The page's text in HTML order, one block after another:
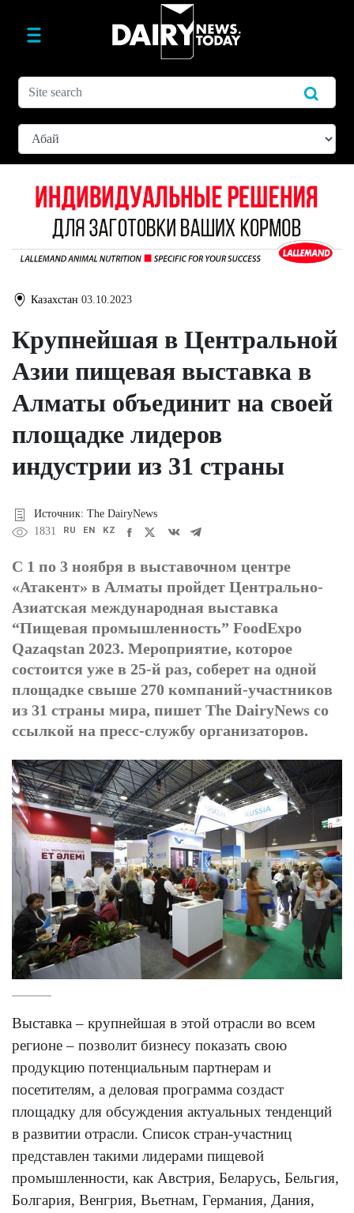
Казахстан 03.10.2023
Крупнейшая в Центральной
Азии пищевая выставка в
Алматы объединит на своей
площадке лидеров
индустрии из 31 страны
Источник: The DairyNews
1831
RU EN KZ
С 1 по 3 ноября в выставочном центре
«Атакент» в Алматы пройдет Центрально-
Азиатская международная выставка
“Пищевая промышленность” FoodExpo
Qazaqstan 2023. Мероприятие, которое
состоится уже в 25-й раз, соберет на одной
площадке свыше 270 компаний-участников
из 31 страны мира, пишет The DairyNews со
ссылкой на пресс-службу организаторов.
Выставка – крупнейшая в этой отрасли во всем
регионе – позволит бизнесу показать свою
продукцию потенциальным партнерам и
посетителям, а деловая программа создаст
площадку для обсуждения актуальных тенденций
в развитии отрасли. Список стран-участниц
представлен такими лидерами пищевой
промышленности, как Австрия, Беларусь, Бельгия,
Болгария, Венгрия, Вьетнам, Германия, Дания,